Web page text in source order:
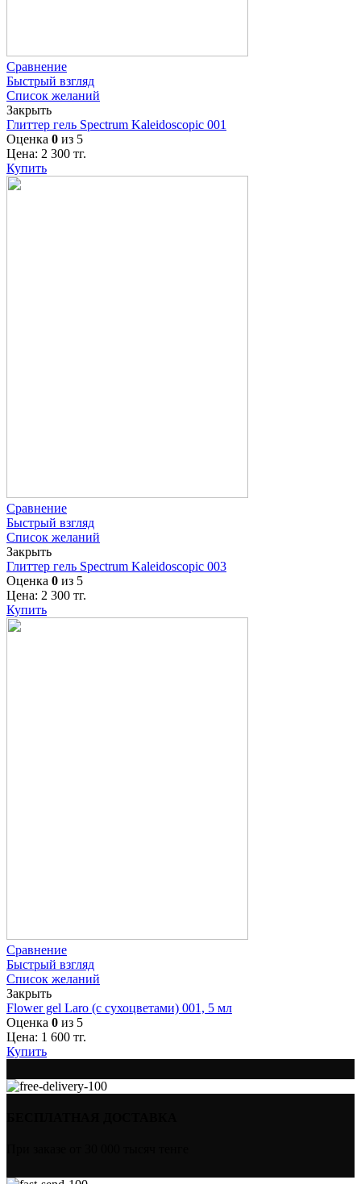
Сравнение
Быстрый взгляд
Список желаний
Закрыть
Глиттер гель Spectrum Kaleidoscopic 001
Оценка 0 из 5
Цена: 2 300 тг.
Купить
Сравнение
Быстрый взгляд
Список желаний
Закрыть
Глиттер гель Spectrum Kaleidoscopic 003
Оценка 0 из 5
Цена: 2 300 тг.
Купить
Сравнение
Быстрый взгляд
Список желаний
Закрыть
Flower gel Laro (с сухоцветами) 001, 5 мл
Оценка 0 из 5
Цена: 1 600 тг.
Купить